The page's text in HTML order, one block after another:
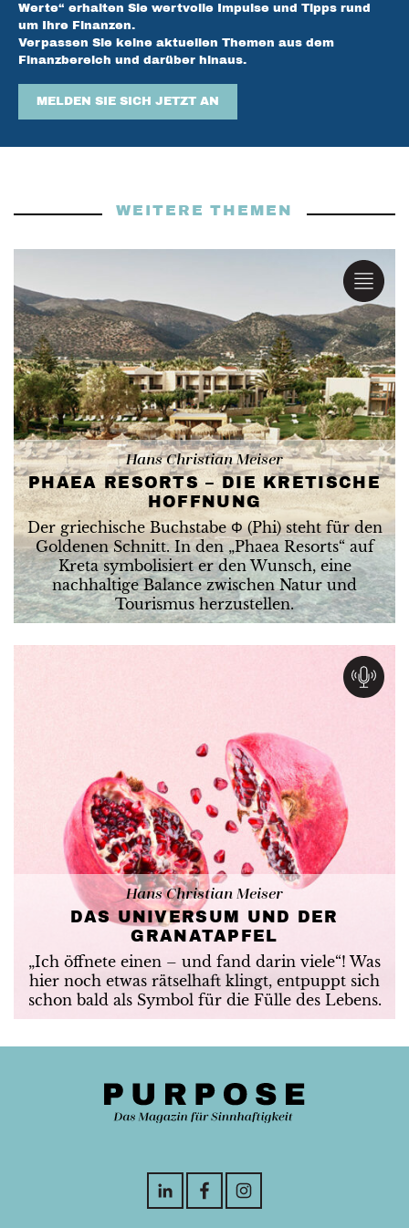
Werte“ erhalten Sie wertvolle Impulse und Tipps rund
um Ihre Finanzen.
Verpassen Sie keine aktuellen Themen aus dem
Finanzbereich und darüber hinaus.
MELDEN SIE SICH JETZT AN
WEITERE THEMEN
Hans Christian Meiser
PHAEA RESORTS – DIE KRETISCHE
HOFFNUNG
Der griechische Buchstabe Φ (Phi) steht für den
Goldenen Schnitt. In den „Phaea Resorts“ auf
Kreta symbolisiert er den Wunsch, eine
nachhaltige Balance zwischen Natur und
Tourismus herzustellen.
Hans Christian Meiser
DAS UNIVERSUM UND DER
GRANATAPFEL
„Ich öffnete einen – und fand darin viele“! Was
hier noch etwas rätselhaft klingt, entpuppt sich
schon bald als Symbol für die Fülle des Lebens.